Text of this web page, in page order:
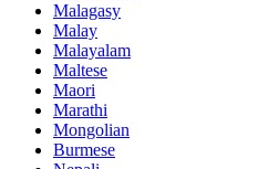
Malagasy
Malay
Malayalam
Maltese
Maori
Marathi
Mongolian
Burmese